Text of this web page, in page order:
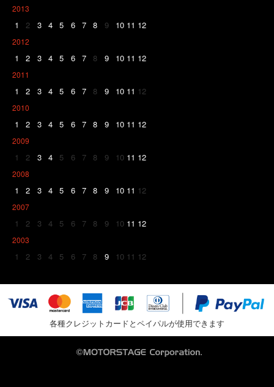
2013
1 2 3 4 5 6 7 8 9 10 11 12
2012
1 2 3 4 5 6 7 8 9 10 11 12
2011
1 2 3 4 5 6 7 8 9 10 11 12
2010
1 2 3 4 5 6 7 8 9 10 11 12
2009
1 2 3 4 5 6 7 8 9 10 11 12
2008
1 2 3 4 5 6 7 8 9 10 11 12
2007
1 2 3 4 5 6 7 8 9 10 11 12
2003
1 2 3 4 5 6 7 8 9 10 11 12
各種クレジットカードとペイパルが使用できます